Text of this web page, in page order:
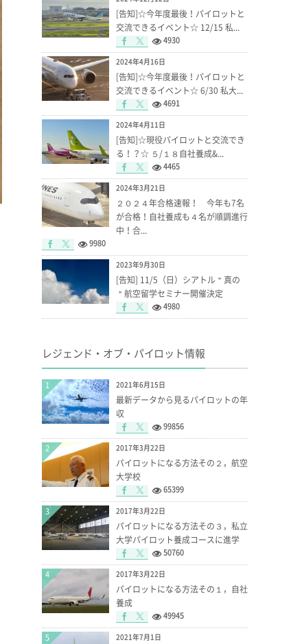
[告知]☆今年度最後！パイロットと
交流できるイベント☆ 12/15 私...
4930
2024年4月16日
[告知]☆今年度最後！パイロットと
交流できるイベント☆ 6/30 私大...
4691
2024年4月11日
[告知]☆現役パイロットと交流でき
る！？☆ ５/１８自社養成&...
4465
2024年3月21日
２０２４年合格速報！ 今年も7名
が合格！自社養成も４名が順調進行
中！合...
9980
2023年9月30日
[告知] 11/5（日）シアトル＂真の
＂航空留学セミナー開催決定
4980
レジェンド・オブ・パイロット情報
2021年6月15日
最新データから見るパイロットの年
収
99856
1
2017年3月22日
パイロットになる方法その２，航空
大学校
65399
2
2017年3月22日
パイロットになる方法その３，私立
大学パイロット養成コースに進学
50760
3
2017年3月22日
パイロットになる方法その１，自社
養成
49945
4
2021年7月1日
5